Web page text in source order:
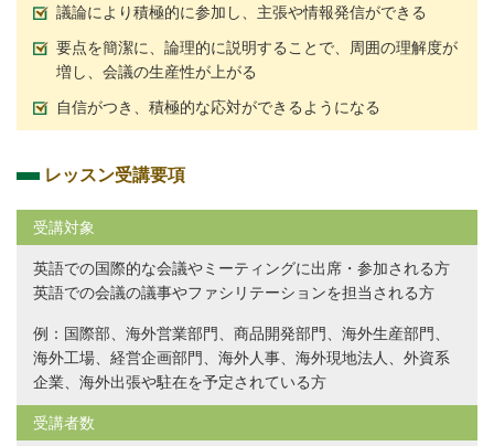
議論により積極的に参加し、主張や情報発信ができる
要点を簡潔に、論理的に説明することで、周囲の理解度が
増し、会議の生産性が上がる
自信がつき、積極的な応対ができるようになる
レッスン受講要項
受講対象
英語での国際的な会議やミーティングに出席・参加される方
英語での会議の議事やファシリテーションを担当される方
例：国際部、海外営業部門、商品開発部門、海外生産部門、
海外工場、経営企画部門、海外人事、海外現地法人、外資系
企業、海外出張や駐在を予定されている方
受講者数